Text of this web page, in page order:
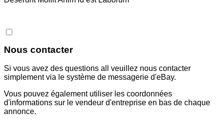
Nous contacter
Si vous avez des questions all veuillez nous contacter
simplement via le système de messagerie d'eBay.
Vous pouvez également utiliser les coordonnées
d'informations sur le vendeur d'entreprise en bas de chaque
annonce.